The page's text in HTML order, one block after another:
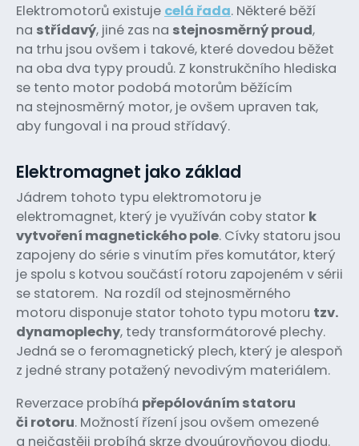
Elektromotorů existuje celá řada. Některé běží
na střídavý, jiné zas na stejnosměrný proud,
na trhu jsou ovšem i takové, které dovedou běžet
na oba dva typy proudů. Z konstrukčního hlediska
se tento motor podobá motorům běžícím
na stejnosměrný motor, je ovšem upraven tak,
aby fungoval i na proud střídavý.
Elektromagnet jako základ
Jádrem tohoto typu elektromotoru je
elektromagnet, který je využíván coby stator k
vytvoření magnetického pole. Cívky statoru jsou
zapojeny do série s vinutím přes komutátor, který
je spolu s kotvou součástí rotoru zapojeném v sérii
se statorem. Na rozdíl od stejnosměrného
motoru disponuje stator tohoto typu motoru tzv.
dynamoplechy, tedy transformátorové plechy.
Jedná se o feromagnetický plech, který je alespoň
z jedné strany potažený nevodivým materiálem.
Reverzace probíhá přepólováním statoru
či rotoru. Možností řízení jsou ovšem omezené
a nejčastěji probíhá skrze dvouúrovňovou diodu.